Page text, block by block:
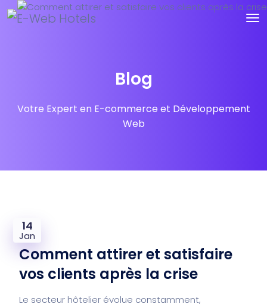
Blog
Votre Expert en E-commerce et Développement
Web
14
Jan
Comment attirer et satisfaire
vos clients après la crise
Le secteur hôtelier évolue constamment,